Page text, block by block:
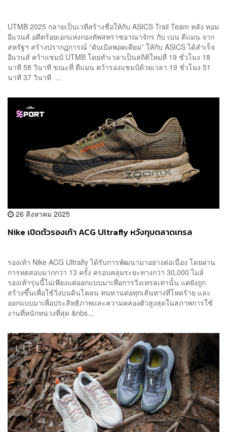
UTMB 2025 กลายเป็นเวทีสร้างชื่อให้กับ ASICS Trail Team หลัง ทอม
อีแวนส์ อดีตร้อยเอกแห่งกองทัพสหราชอาณาจักร กับ เบน ดีแมน จาก
สหรัฐฯ สร้างปรากฏการณ์ “ดับเบิลพอดเดียม” ให้กับ ASICS ได้สำเร็จ
อีแวนส์ คว้าแชมป์ UTMB โดยทำเวลาเป็นสถิติใหม่ที่ 19 ชั่วโมง 18
นาที 58 วินาที ขณะที่ ดีแมน คว้ารองแชมป์ด้วยเวลา 19 ชั่วโมง 51
นาที 37 วินาที ...
26 สิงหาคม 2025
Nike เปิดตัวรองเท้า ACG Ultrafly หวังทุบตลาดเทรล
รองเท้า Nike ACG Ultrafly ได้รับการพัฒนามาอย่างต่อเนื่อง โดยผ่าน
การทดสอบมากกว่า 13 ครั้ง ครอบคลุมระยะทางกว่า 30,000 ไมล์
รองเท้ารุ่นนี้ไม่เพียงแต่ออกแบบมาเพื่อการวิ่งเทรลเท่านั้น แต่ยังถูก
สร้างขึ้นเพื่อใช้วิ่งบนดินโคลน ทนทานต่อทุกเส้นทางที่โหดร้าย และ
ออกแบบมาเพื่อประสิทธิภาพและความคล่องตัวสูงสุดในสภาพการใช้
งานที่หนักหน่วงที่สุด &nbs...